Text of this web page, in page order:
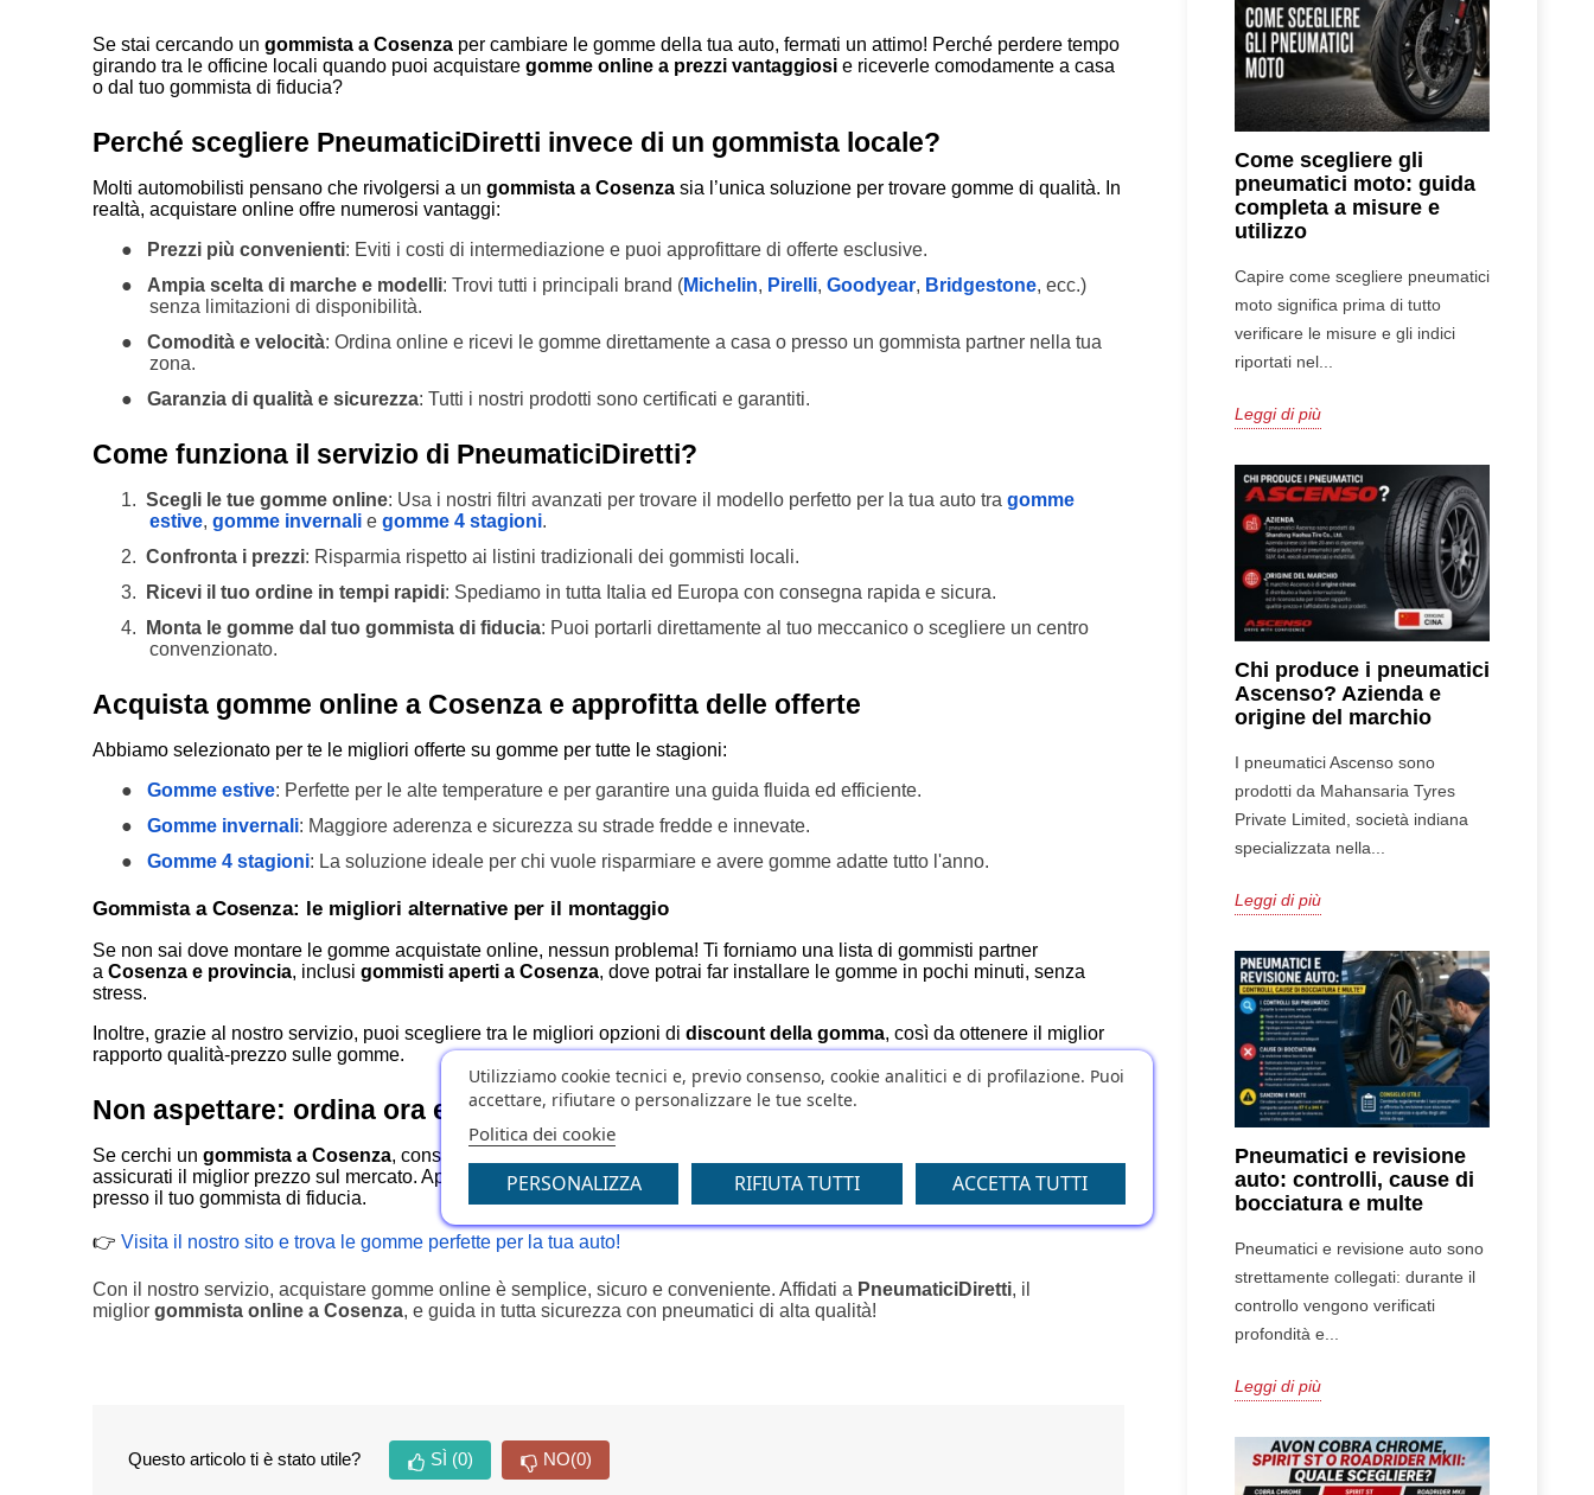
Se stai cercando ungommista a Cosenza per cambiare le gomme della tua auto, fermati un attimo! Perché perdere tempo
girando tra le officine locali quando puoi acquistaregomme online a prezzi vantaggiosi e riceverle comodamente a casa
o dal tuo gommista di fiducia?
Perché scegliere PneumaticiDiretti invece di un gommista locale?
Molti automobilisti pensano che rivolgersi a ungommista a Cosenza sia l’unica soluzione per trovare gomme di qualità. In
realtà, acquistare online offre numerosi vantaggi:
●
Prezzi più convenienti: Eviti i costi di intermediazione e puoi approfittare di offerte esclusive.
●
Ampia scelta di marche e modelli: Trovi tutti i principali brand (Michelin, Pirelli,Goodyear, Bridgestone, ecc.)
senza limitazioni di disponibilità.
●
Comodità e velocità: Ordina online e ricevi le gomme direttamente a casa o presso un gommista partner nella tua
zona.
●
Garanzia di qualità e sicurezza: Tutti i nostri prodotti sono certificati e garantiti.
Come funziona il servizio di PneumaticiDiretti?
1. Scegli le tue gomme online: Usa i nostri filtri avanzati per trovare il modello perfetto per la tua auto tragomme
estive,gomme invernali egomme 4 stagioni.
2. Confronta i prezzi: Risparmia rispetto ai listini tradizionali dei gommisti locali.
3.
Ricevi il tuo ordine in tempi rapidi: Spediamo in tutta Italia ed Europa con consegna rapida e sicura.
4.
Monta le gomme dal tuo gommista di fiducia: Puoi portarli direttamente al tuo meccanico o scegliere un centro
convenzionato.
Acquista gomme online a Cosenza e approfitta delle offerte
Abbiamo selezionato per te le migliori offerte su gomme per tutte le stagioni:
●
Gomme estive: Perfette per le alte temperature e per garantire una guida fluida ed efficiente.
●
Gomme invernali: Maggiore aderenza e sicurezza su strade fredde e innevate.
●
Gomme 4 stagioni: La soluzione ideale per chi vuole risparmiare e avere gomme adatte tutto l'anno.
Gommista a Cosenza: le migliori alternative per il montaggio
Se non sai dove montare le gomme acquistate online, nessun problema! Ti forniamo una lista di gommisti partner
aCosenza e provincia, inclusigommisti aperti a Cosenza, dove potrai far installare le gomme in pochi minuti, senza
stress.
Inoltre, grazie al nostro servizio, puoi scegliere tra le migliori opzioni didiscount della gomma, così da ottenere il miglior
rapporto qualità-prezzo sulle gomme.
Non aspettare: ordina ora e risparmia!
Se cerchi ungommista a Cosenza, considera l’alternativa più vantaggiosa: acquista online su
assicurati il miglior prezzo sul mercato. Approfitta delle nostre offerte esclusive e ricevi le gomme direttamente a casa o
presso il tuo gommista di fiducia.
👉Visita il nostro sito e trova le gomme perfette per la tua auto!
Con il nostro servizio, acquistare gomme online è semplice, sicuro e conveniente. Affidati a PneumaticiDiretti, il
migliorgommista online a Cosenza, e guida in tutta sicurezza con pneumatici di alta qualità!
Questo articolo ti è stato utile? SÌ (0) NO(0)
Come scegliere gli
pneumatici moto: guida
completa a misure e
utilizzo
Capire come scegliere pneumatici
moto significa prima di tutto
verificare le misure e gli indici
riportati nel...
Leggi di più
Chi produce i pneumatici
Ascenso? Azienda e
origine del marchio
I pneumatici Ascenso sono
prodotti da Mahansaria Tyres
Private Limited, società indiana
specializzata nella...
Leggi di più
Pneumatici e revisione
auto: controlli, cause di
bocciatura e multe
Pneumatici e revisione auto sono
strettamente collegati: durante il
controllo vengono verificati
profondità e...
Leggi di più
Utilizziamo cookie tecnici e, previo consenso, cookie analitici e di profilazione. Puoi
accettare, rifiutare o personalizzare le tue scelte.
Politica dei cookie
PERSONALIZZA RIFIUTA TUTTI ACCETTA TUTTI